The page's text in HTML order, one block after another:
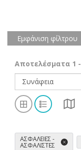
Εμφάνιση φίλτρου
Αποτελέσματα 1 -
ΑΣΦΆΛΕΙΕΣ -
ΑΣΦΑΛΙΣΤΈΣ